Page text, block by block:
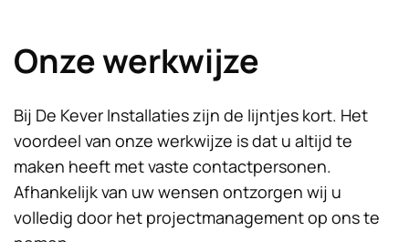
Onze werkwijze
Bij De Kever Installaties zijn de lijntjes kort. Het
voordeel van onze werkwijze is dat u altijd te
maken heeft met vaste contactpersonen.
Afhankelijk van uw wensen ontzorgen wij u
volledig door het projectmanagement op ons te